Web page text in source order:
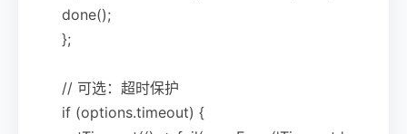
done();
};
// 可选：超时保护
if (options.timeout) {